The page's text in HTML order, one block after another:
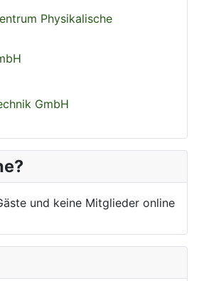
Physikalische
GmbH
und keine Mitglieder online